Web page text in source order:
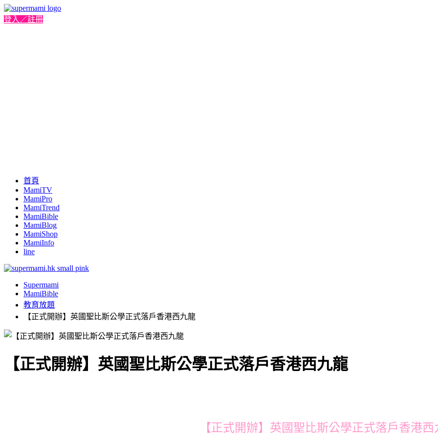
登入／註冊
首頁
MamiTV
MamiPro
MamiTrend
MamiBible
MamiBlog
MamiShop
MamiInfo
line
Supermami
MamiBible
教育放題
【正式開辦】英國聖比斯公學正式落戶香港西九龍
【正式開辦】英國聖比斯公學正式落戶香港西九龍
【正式開辦】英國聖比斯公學正式落戶香港西